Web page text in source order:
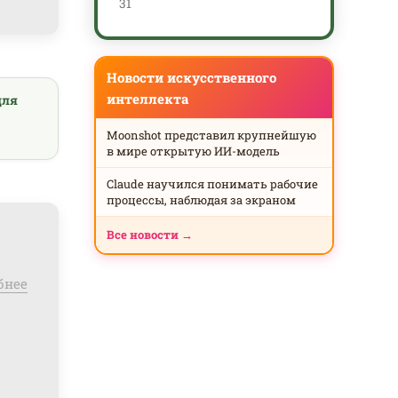
Новости искусственного
интеллекта
Moonshot представил крупнейшую
в мире открытую ИИ-модель
Claude научился понимать рабочие
процессы, наблюдая за экраном
Все новости →